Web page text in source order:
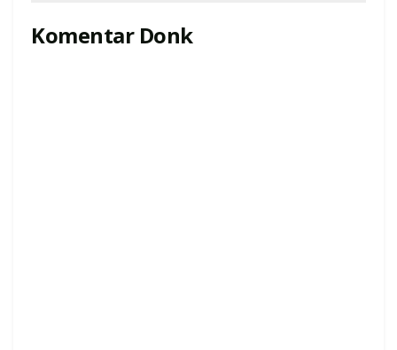
Komentar Donk